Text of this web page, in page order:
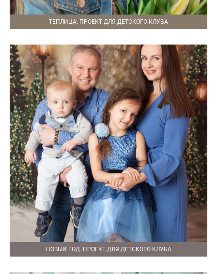
ТЕПЛИЦА. ПРОЕКТ ДЛЯ ДЕТСКОГО КЛУБА
НОВЫЙ ГОД. ПРОЕКТ ДЛЯ ДЕТСКОГО КЛУБА